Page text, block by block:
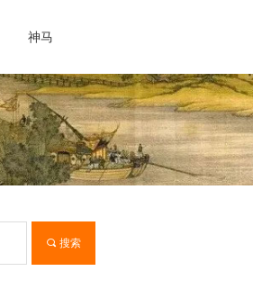
神马
끠 搜索